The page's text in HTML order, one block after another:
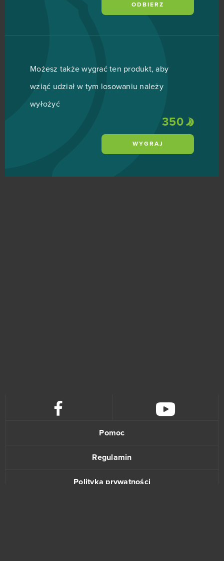
ODBIERZ
Możesz także wygrać ten produkt, aby
wziąć udział w tym losowaniu należy
wyłożyć
350
WYGRAJ
Pomoc
Regulamin
Polityka prywatności